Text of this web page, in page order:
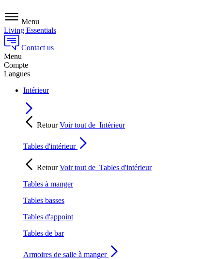
Menu
Living Essentials
Contact us
Menu
Compte
Langues
Intérieur
RetourVoir tout de Intérieur
Tables d'intérieur
RetourVoir tout de Tables d'intérieur
Tables à manger
Tables basses
Tables d'appoint
Tables de bar
Armoires de salle à manger